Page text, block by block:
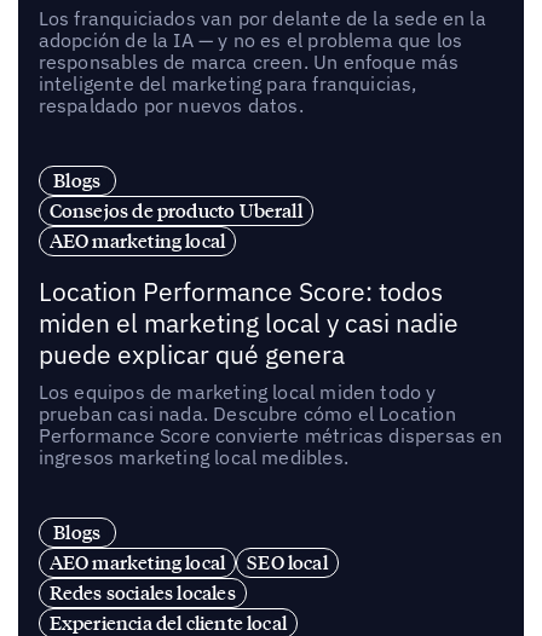
Los franquiciados van por delante de la sede en la
adopción de la IA — y no es el problema que los
responsables de marca creen. Un enfoque más
inteligente del marketing para franquicias,
respaldado por nuevos datos.
Blogs
Consejos de producto Uberall
AEO marketing local
Location Performance Score: todos
miden el marketing local y casi nadie
puede explicar qué genera
Los equipos de marketing local miden todo y
prueban casi nada. Descubre cómo el Location
Performance Score convierte métricas dispersas en
ingresos marketing local medibles.
Blogs
AEO marketing local
SEO local
Redes sociales locales
Experiencia del cliente local